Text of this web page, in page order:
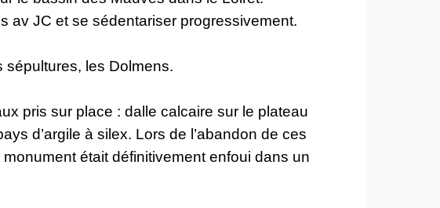
av JC et se sédentariser progressivement.
sépultures, les Dolmens.
pris sur place : dalle calcaire sur le plateau
d’argile à silex. Lors de l’abandon de ces
était définitivement enfoui dans un